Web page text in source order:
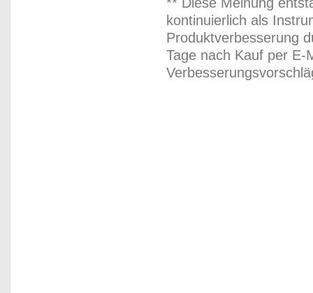
kontinuierlich als
Produktverbesserung
Tage nach Kauf per E-